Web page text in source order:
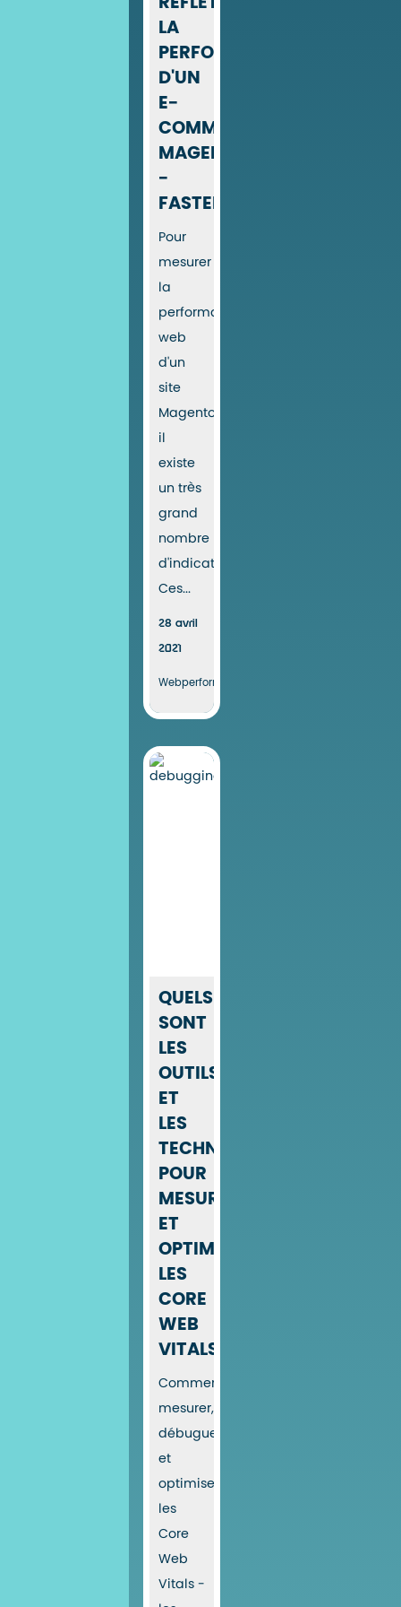
LA
PERFORMANCE
D'UN
E-
COMMERCE
MAGENTO
-
FASTERIZE
Pour
mesurer
la
performance
web
d'un
site
Magento,
il
existe
un très
grand
nombre
d'indicateurs.
Ces...
28 avril
2021
Webperformance
QUELS
SONT
LES
OUTILS
ET
LES
TECHNIQUES
POUR
MESURER
ET
OPTIMISER
LES
CORE
WEB
VITALS
Comment
mesurer,
débuguer
et
optimiser
les
Core
Web
Vitals -